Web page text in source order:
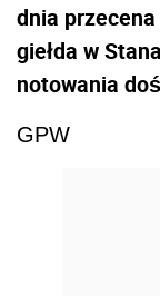
dnia
giełda w
notowania
GPW